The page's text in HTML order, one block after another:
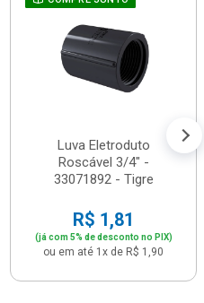
Luva Eletroduto
Roscável 3/4" -
33071892 - Tigre
R$ 1,81
(já com 5% de desconto no PIX)
ou em até 1x de R$ 1,90